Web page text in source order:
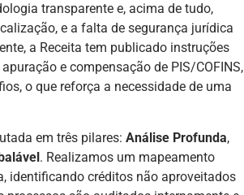
transparente e, acima de tudo,
e a falta de segurança jurídica
a Receita tem publicado instruções
e compensação de PIS/COFINS,
o que reforça a necessidade de uma
em três pilares: Análise Profunda,
. Realizamos um mapeamento
identificando créditos não aproveitados